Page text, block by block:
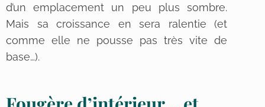
d’un emplacement un peu plus sombre.
Mais sa croissance en sera ralentie (et
comme elle ne pousse pas très vite de
base…).